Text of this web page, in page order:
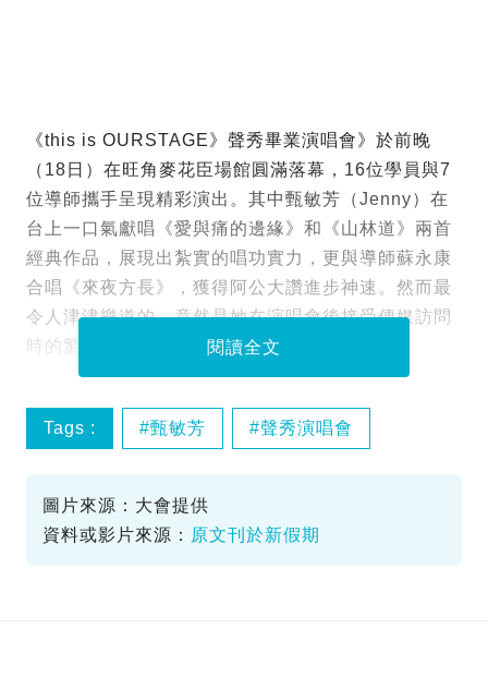
《this is OURSTAGE》聲秀畢業演唱會》於前晚
（18日）在旺角麥花臣場館圓滿落幕，16位學員與7
位導師攜手呈現精彩演出。其中甄敏芳（Jenny）在
台上一口氣獻唱《愛與痛的邊緣》和《山林道》兩首
經典作品，展現出紮實的唱功實力，更與導師蘇永康
合唱《來夜方長》，獲得阿公大讚進步神速。然而最
令人津津樂道的，竟然是她在演唱會後接受傳媒訪問
時的驚人金句，瞬間成為全場焦點。
閱讀全文
Tags : 甄敏芳 聲秀演唱會
圖片來源：大會提供
資料或影片來源： 原文刊於新假期